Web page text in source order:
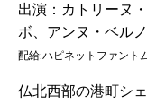
出演：カトリーヌ
ボ、アンヌ・ベル
配給:ハピネットファント
仏北西部の港町シ